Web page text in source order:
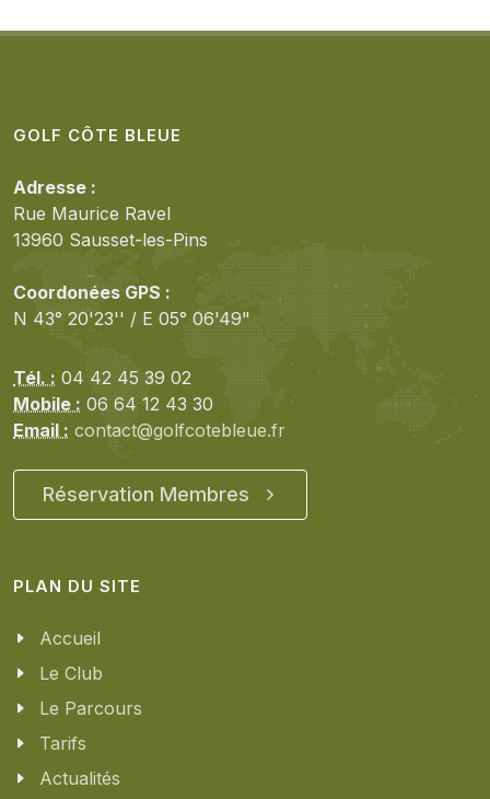
GOLF CÔTE BLEUE
Adresse :
Rue Maurice Ravel
13960 Sausset-les-Pins
Coordonées GPS :
N 43° 20'23'' / E 05° 06'49"
Tél. : 04 42 45 39 02
Mobile : 06 64 12 43 30
Email : contact@golfcotebleue.fr
Réservation Membres
PLAN DU SITE
Accueil
Le Club
Le Parcours
Tarifs
Actualités